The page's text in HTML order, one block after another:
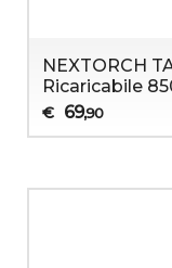
NEXTORCH
Ricaricabile
€ 69,90